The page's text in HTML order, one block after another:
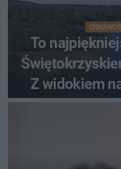
To
Z widokiem
szczyt Gór